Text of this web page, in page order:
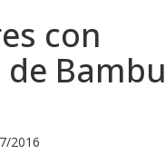
con
Bambu
2016